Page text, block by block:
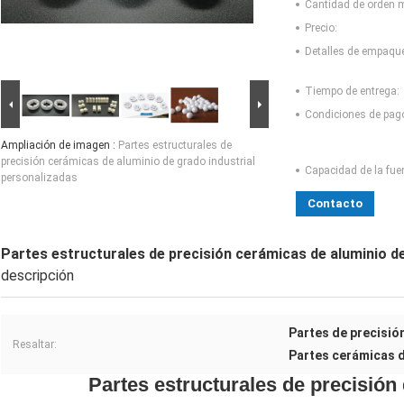
Ampliación de imagen : Partes estructurales de
precisión cerámicas de aluminio de grado industrial
personalizadas
Cantidad de orden
Precio:
Detalles de
Tiempo de entrega:
Condiciones de
Capacidad de la
Contacto
Partes estructurales de precisión cerámicas de aluminio
descripción
Resaltar:
Partes de
Partes cerámicas
Partes estructurales de